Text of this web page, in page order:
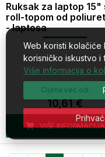
Ruksak za laptop 15"
roll-topom od
- laptosa
Cijena već od:
10,61 €
VIŠE INFORMACIJA
Web koristi kolačiće
korisničko iskustvo i
Više informacija o